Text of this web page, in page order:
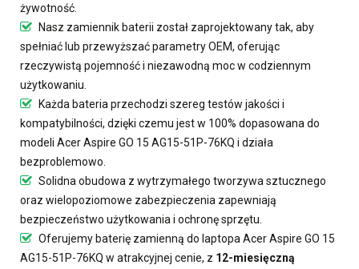
żywotność.
Nasz zamiennik baterii został zaprojektowany tak, aby
spełniać lub przewyższać parametry OEM, oferując
rzeczywistą pojemność i niezawodną moc w codziennym
użytkowaniu.
Każda bateria przechodzi szereg testów jakości i
kompatybilności, dzięki czemu jest w 100% dopasowana do
modeli Acer Aspire GO 15 AG15-51P-76KQ i działa
bezproblemowo.
Solidna obudowa z wytrzymałego tworzywa sztucznego
oraz wielopoziomowe zabezpieczenia zapewniają
bezpieczeństwo użytkowania i ochronę sprzętu.
Oferujemybaterię zamienną do laptopa Acer Aspire GO 15
AG15-51P-76KQ w atrakcyjnej cenie, z 12-miesięczną